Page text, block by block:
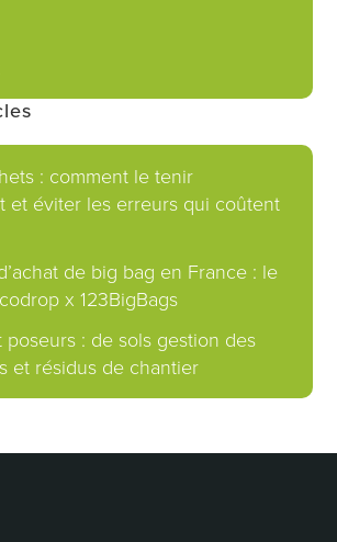
: comment le tenir
et éviter les erreurs qui coûtent
de big bag en France : le
x 123BigBags
poseurs : de sols gestion des
et résidus de chantier